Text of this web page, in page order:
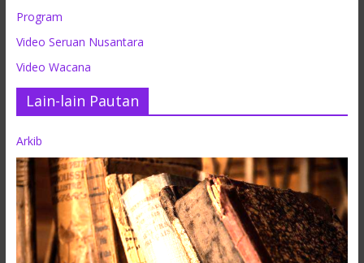
Program
Video Seruan Nusantara
Video Wacana
Lain-lain Pautan
Arkib